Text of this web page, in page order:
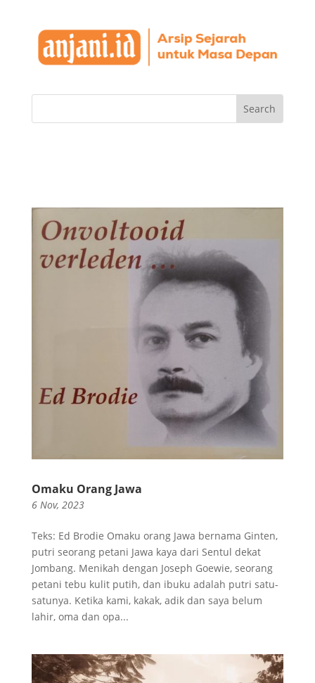
Omaku Orang Jawa
6 Nov, 2023
Teks: Ed Brodie Omaku orang Jawa bernama Ginten,
putri seorang petani Jawa kaya dari Sentul dekat
Jombang. Menikah dengan Joseph Goewie, seorang
petani tebu kulit putih, dan ibuku adalah putri satu-
satunya. Ketika kami, kakak, adik dan saya belum
lahir, oma dan opa...